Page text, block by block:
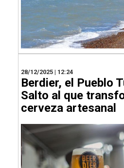
28/12/2025 | 12:24
Berdier, el Pueblo
Salto al que
cerveza artesanal